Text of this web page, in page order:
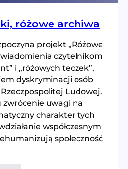
różowe archiwa
projekt „Różowe
czytelnikom
i „różowych teczek”,
dyskryminacji osób
Rzeczpospolitej Ludowej.
uwagi na
charakter tych
współczesnym
społeczność